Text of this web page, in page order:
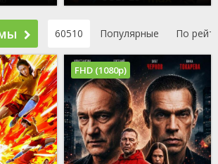
60510 Популярные По
FHD (1080p)